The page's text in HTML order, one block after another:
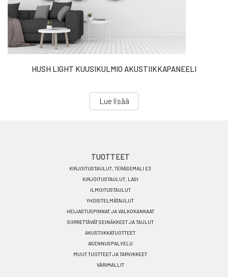
HUSH LIGHT KUUSIKULMIO AKUSTIIKKAPANEELI
Lue lisää
TUOTTEET
KIRJOITUSTAULUT, TERÄSEMALI E3
KIRJOITUSTAULUT, LASI
ILMOITUSTAULUT
YHDISTELMÄTAULUT
HEIJASTUSPINNAT JA VALKOKANKAAT
SIIRRETTÄVÄT SEINÄKKEET JA TAULUT
AKUSTIIKKATUOTTEET
ASENNUSPALVELU
MUUT TUOTTEET JA TARVIKKEET
VÄRIMALLIT